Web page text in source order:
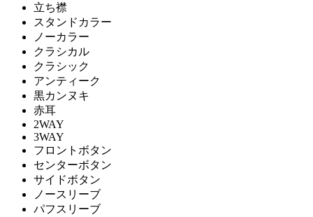
立ち襟
スタンドカラー
ノーカラー
クラシカル
クラシック
アンティーク
黒カンヌキ
赤耳
2WAY
3WAY
フロントボタン
センターボタン
サイドボタン
ノースリーブ
パフスリーブ